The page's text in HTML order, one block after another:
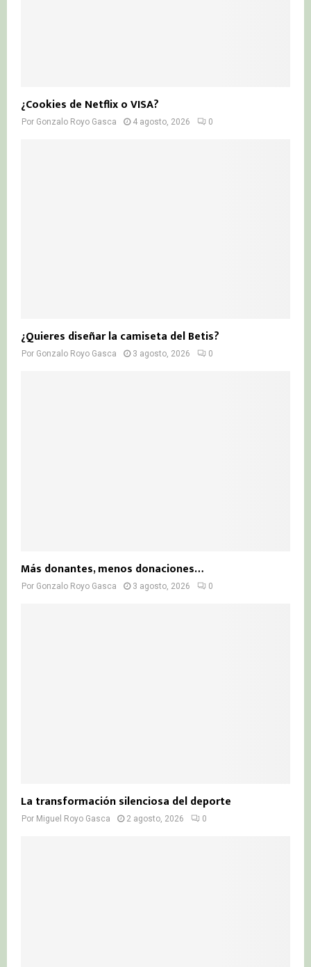
¿Cookies de Netflix o VISA?
Por Gonzalo Royo Gasca 4 agosto, 2026 0
¿Quieres diseñar la camiseta del Betis?
Por Gonzalo Royo Gasca 3 agosto, 2026 0
Más donantes, menos donaciones…
Por Gonzalo Royo Gasca 3 agosto, 2026 0
La transformación silenciosa del deporte
Por Miguel Royo Gasca 2 agosto, 2026 0